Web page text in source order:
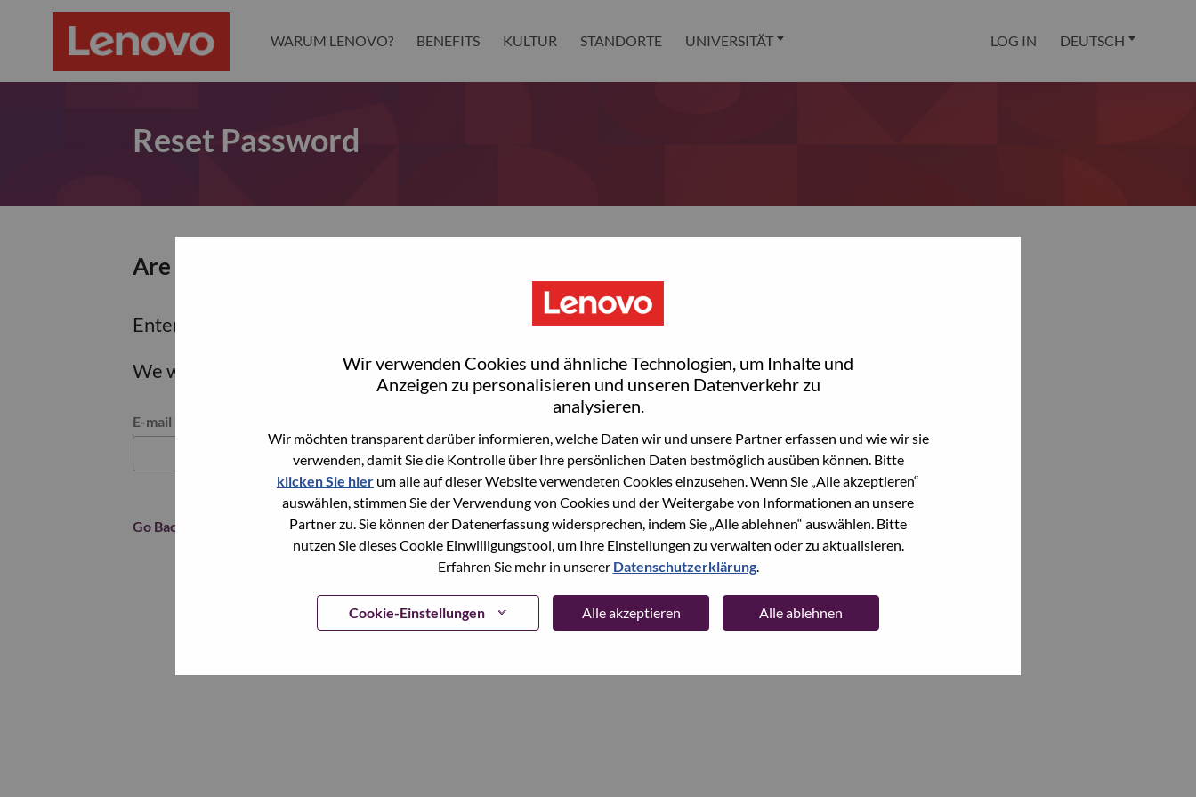
Wir verwenden Cookies und ähnliche Technologien, um Inhalte und
Anzeigen zu personalisieren und unseren Datenverkehr zu
analysieren.
Wir möchten transparent darüber informieren, welche Daten wir und unsere Partner erfassen und wie wir sie
verwenden, damit Sie die Kontrolle über Ihre persönlichen Daten bestmöglich ausüben können. Bitte
klicken Sie hier um alle auf dieser Website verwendeten Cookies einzusehen. Wenn Sie „Alle akzeptieren“
auswählen, stimmen Sie der Verwendung von Cookies und der Weitergabe von Informationen an unsere
Partner zu. Sie können der Datenerfassung widersprechen, indem Sie „Alle ablehnen“ auswählen. Bitte
nutzen Sie dieses Cookie Einwilligungstool, um Ihre Einstellungen zu verwalten oder zu aktualisieren.
Erfahren Sie mehr in unserer Datenschutzerklärung.
Cookie-Einstellungen Alle akzeptieren Alle ablehnen
WARUM LENOVO? BENEFITS KULTUR STANDORTE UNIVERSITÄT LOG IN DEUTSCH
Reset Password
Are you sure you want to reset your password?
Enter the email address associated with your account, then click "Continue".
We will email you a link to reset your password.
Reset password with your e-mail
E-mail
Continue
Go Back